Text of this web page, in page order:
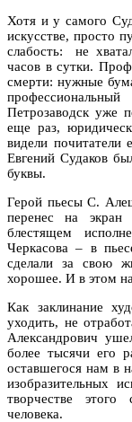
Хотя и у самого
искусстве, просто
слабость: не
часов в сутки.
смерти: нужные
Петрозаводск уже
еще раз,
видели почитатели
Евгений Судаков
буквы.
Герой пьесы С.
перенес на
блестящем
Черкасова – в
сделали за свою
хорошее. И в этом
Как заклинание
уходить, не
Александрович
более тысячи его
оставшегося нам в
изобразительных
творчестве этого
человека.